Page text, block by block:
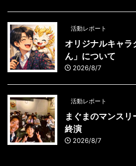
活動レポート
オリジナルキャラ
ん」について
2026/8/7
活動レポート
まぐまのマンス
終演
2026/8/7